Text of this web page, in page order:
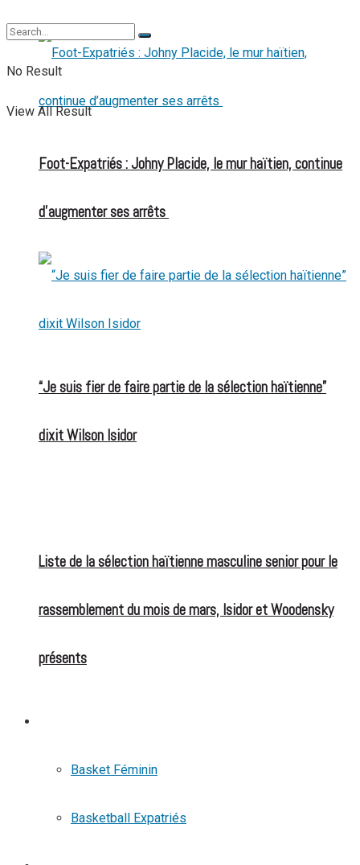
Foot-Expatriés : Johny Placide, le mur haïtien, continue
d’augmenter ses arrêts
“Je suis fier de faire partie de la sélection haïtienne”
dixit Wilson Isidor
Liste de la sélection haïtienne masculine senior pour le
rassemblement du mois de mars, Isidor et Woodensky
présents
Basket Féminin
Basketball Expatriés
No Result
View All Result